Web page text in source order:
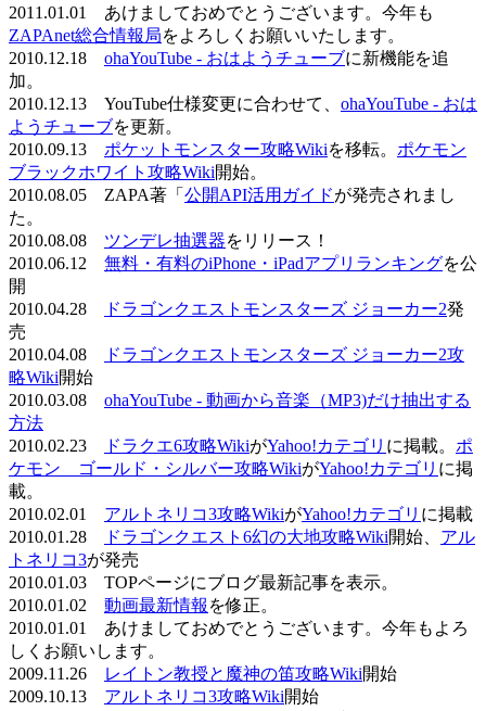
2011.01.01 あけましておめでとうございます。今年も
ZAPAnet総合情報局をよろしくお願いいたします。
2010.12.18 ohaYouTube - おはようチューブに新機能を追
加。
2010.12.13 YouTube仕様変更に合わせて、 ohaYouTube - おは
ようチューブを更新。
2010.09.13 ポケットモンスター攻略Wikiを移転。 ポケモン
ブラックホワイト攻略Wiki開始。
2010.08.05 ZAPA著「 公開API活用ガイドが発売されまし
た。
2010.08.08 ツンデレ抽選器をリリース！
2010.06.12 無料・有料のiPhone・iPadアプリランキングを公
開
2010.04.28
ドラゴンクエストモンスターズ ジョーカー2発
売
2010.04.08
ドラゴンクエストモンスターズ ジョーカー2攻
略Wiki開始
2010.03.08 ohaYouTube - 動画から音楽（MP3)だけ抽出する
方法
2010.02.23
ドラクエ6攻略WikiがYahoo!カテゴリ に掲載。 ポ
ケモン ゴールド・シルバー攻略WikiがYahoo!カテゴリ に掲
載。
2010.02.01 アルトネリコ3攻略WikiがYahoo!カテゴリ に掲載
2010.01.28
ドラゴンクエスト6幻の大地攻略Wiki開始、 アル
トネリコ3が発売
2010.01.03 TOPページにブログ最新記事を表示。
2010.01.02 動画最新情報 を修正。
2010.01.01 あけましておめでとうございます。今年もよろ
しくお願いします。
2009.11.26
レイトン教授と魔神の笛攻略Wiki開始
2009.10.13 アルトネリコ3攻略Wiki開始